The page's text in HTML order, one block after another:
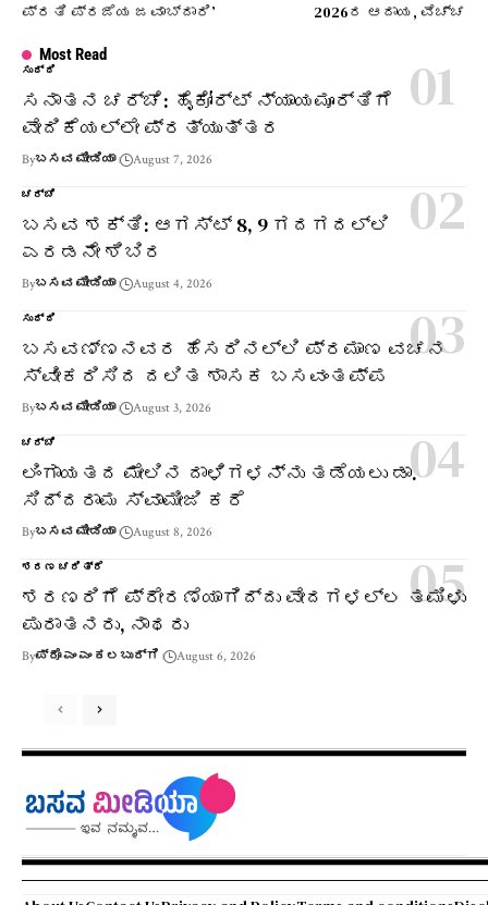
ಪ್ರತಿ ಪ್ರಜೆಯ ಜವಾಬ್ದಾರಿ’
2026ರ ಆದಾಯ, ವೆಚ್ಚ
Most Read
ಸುದ್ದಿ
ಸನಾತನ ಚರ್ಚೆ: ಹೈಕೋರ್ಟ್ ನ್ಯಾಯಮೂರ್ತಿಗೆ
ವೇದಿಕೆಯಲ್ಲೇ ಪ್ರತ್ಯುತ್ತರ
Byಬಸವ ಮೀಡಿಯಾ August 7, 2026
ಚರ್ಚೆ
ಬಸವ ಶಕ್ತಿ: ಆಗಸ್ಟ್ 8, 9 ಗದಗದಲ್ಲಿ
ಎರಡನೇ ಶಿಬಿರ
Byಬಸವ ಮೀಡಿಯಾ August 4, 2026
ಸುದ್ದಿ
ಬಸವಣ್ಣನವರ ಹೆಸರಿನಲ್ಲಿ ಪ್ರಮಾಣ ವಚನ
ಸ್ವೀಕರಿಸಿದ ದಲಿತ ಶಾಸಕ ಬಸವಂತಪ್ಪ
Byಬಸವ ಮೀಡಿಯಾ August 3, 2026
ಚರ್ಚೆ
ಲಿಂಗಾಯತದ ಮೇಲಿನ ದಾಳಿಗಳನ್ನು ತಡೆಯಲು ಡಾ.
ಸಿದ್ದರಾಮ ಸ್ವಾಮೀಜಿ ಕರೆ
Byಬಸವ ಮೀಡಿಯಾ August 8, 2026
ಶರಣ ಚರಿತ್ರೆ
ಶರಣರಿಗೆ ಪ್ರೇರಣೆಯಾಗಿದ್ದು ವೇದಗಳಲ್ಲ ತಮಿಳು
ಪುರಾತನರು, ನಾಥರು
Byಪ್ರೊ ಎಂ ಎಂ ಕಲಬುರ್ಗಿ August 6, 2026